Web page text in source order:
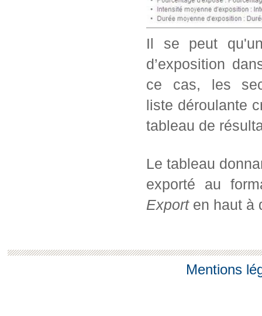
Il se peut
d’exposition
ce cas, les
liste déroulante
tableau de
Le tableau
exporté au
Exporten haut à
Mentions